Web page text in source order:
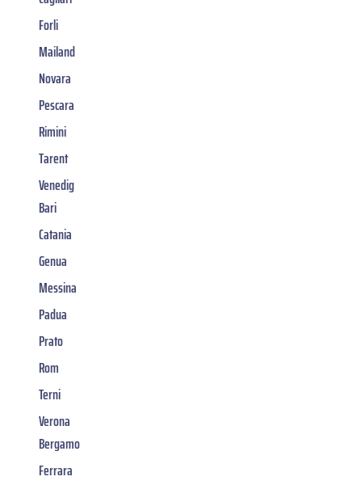
Forli
Mailand
Novara
Pescara
Rimini
Tarent
Venedig
Bari
Catania
Genua
Messina
Padua
Prato
Rom
Terni
Verona
Bergamo
Ferrara